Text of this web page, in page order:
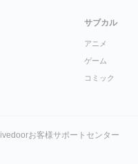
サブカル
アニメ
ゲーム
コミック
livedoorお客様サポートセンター